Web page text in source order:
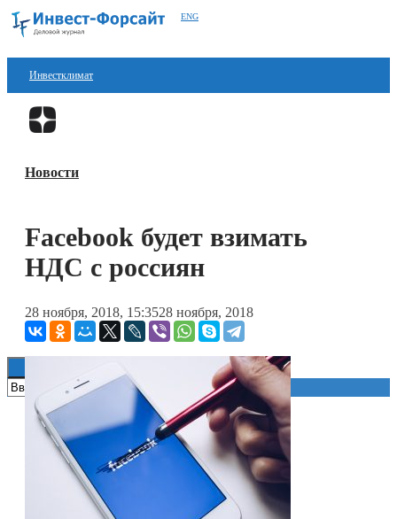
ENG
Инвестклимат
Финансы
Блокчейн
Книги
Новости
Facebook будет взимать
НДС с россиян
28 ноября, 2018, 15:3528 ноября, 2018